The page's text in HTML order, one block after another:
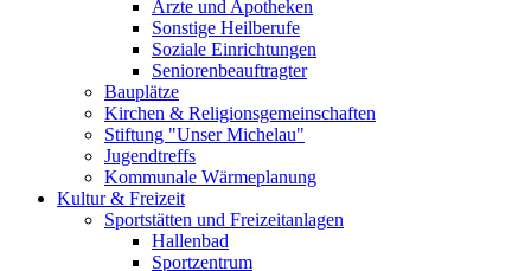
Ärzte und Apotheken
Sonstige Heilberufe
Soziale Einrichtungen
Seniorenbeauftragter
Bauplätze
Kirchen & Religionsgemeinschaften
Stiftung "Unser Michelau"
Jugendtreffs
Kommunale Wärmeplanung
Kultur & Freizeit
Sportstätten und Freizeitanlagen
Hallenbad
Sportzentrum